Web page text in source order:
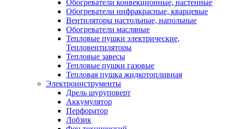
Обогреватели конвекционные, настенные
Обогреватели инфракрасные, кварцевые
Вентиляторы настольные, напольные
Обогреватели масляные
Тепловые пушки электрические,
Тепловентиляторы
Тепловые завесы
Тепловые пушки газовые
Тепловая пушка жидкотопливная
Электроинструменты
Дрель шуруповерт
Аккумулятор
Перфоратор
Лобзик